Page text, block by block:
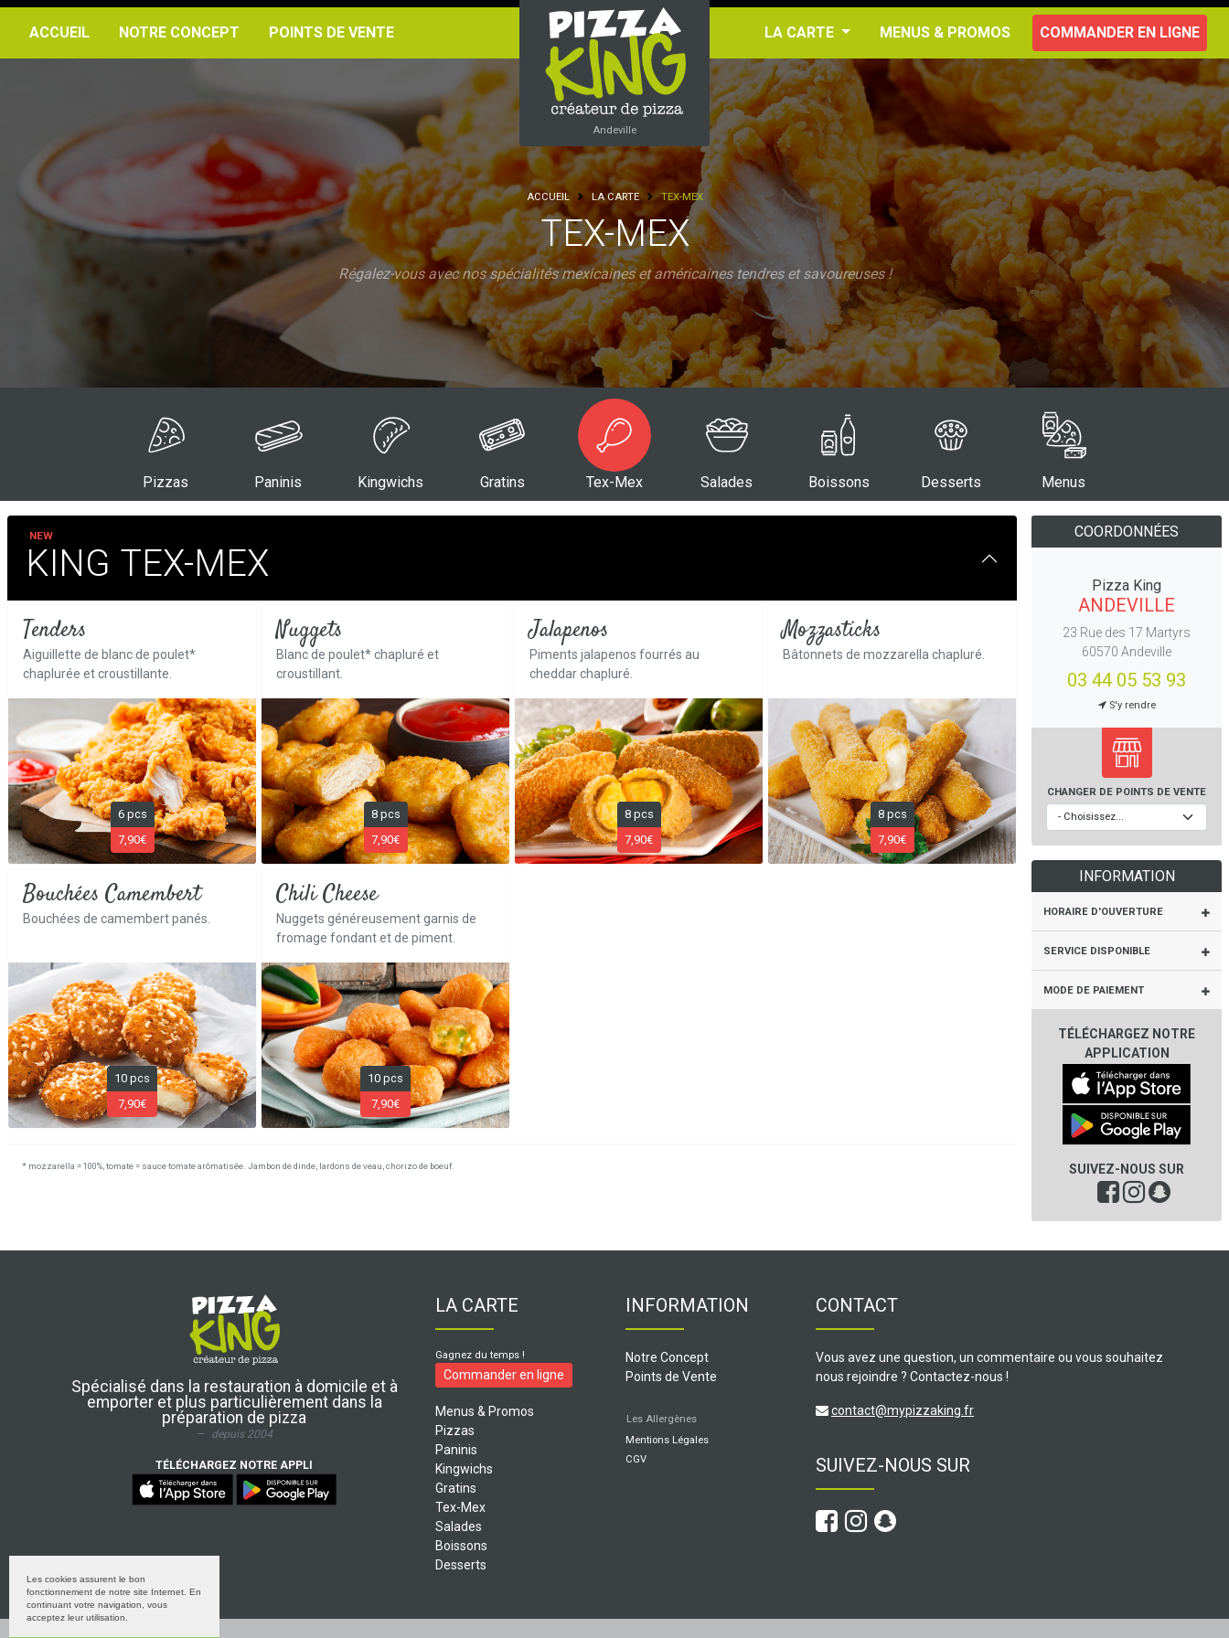
Les cookies assurent le bon
fonctionnement de notre site Internet. En
continuant votre navigation, vous
acceptez leur utilisation.
Andeville
ACCUEIL NOTRE CONCEPT POINTS DE VENTE LA CARTE MENUS & PROMOS COMMANDER EN LIGNE
ACCUEIL LA CARTE TEX-MEX
TEX-MEX
Régalez-vous avec nos spécialités mexicaines et américaines tendres et savoureuses !
Pizzas Paninis Kingwichs Gratins Tex-Mex Salades Boissons Desserts Menus
NEW
KING TEX-MEX
Tenders
Aiguillette de blanc de poulet*
chaplurée et croustillante.
6 pcs
7,90€
Nuggets
Blanc de poulet* chapluré et
croustillant.
8 pcs
7,90€
Jalapenos
Piments jalapenos fourrés au
cheddar chapluré.
8 pcs
7,90€
Mozzasticks
Bâtonnets de mozzarella chapluré.
8 pcs
7,90€
Bouchées Camembert
Bouchées de camembert panés.
10 pcs
7,90€
Chili Cheese
Nuggets généreusement garnis de
fromage fondant et de piment.
10 pcs
7,90€
* mozzarella = 100%, tomate = sauce tomate arômatisée. Jambon de dinde, lardons de veau, chorizo de boeuf.
COORDONNÉES
Pizza King
ANDEVILLE
23 Rue des 17 Martyrs
60570 Andeville
03 44 05 53 93
S'y rendre
CHANGER DE POINTS DE VENTE
INFORMATION
HORAIRE D'OUVERTURE
SERVICE DISPONIBLE
MODE DE PAIEMENT
TÉLÉCHARGEZ NOTRE
APPLICATION
SUIVEZ-NOUS SUR
Spécialisé dans la restauration à domicile et à
emporter et plus particulièrement dans la
préparation de pizza
depuis 2004
TÉLÉCHARGEZ NOTRE APPLI
LA CARTE
Gagnez du temps !
Commander en ligne
Menus & Promos
Pizzas
Paninis
Kingwichs
Gratins
Tex-Mex
Salades
Boissons
Desserts
INFORMATION
Notre Concept
Points de Vente
Les Allergènes
Mentions Légales
CGV
CONTACT
Vous avez une question, un commentaire ou vous souhaitez
nous rejoindre ? Contactez-nous !
contact@mypizzaking.fr
SUIVEZ-NOUS SUR